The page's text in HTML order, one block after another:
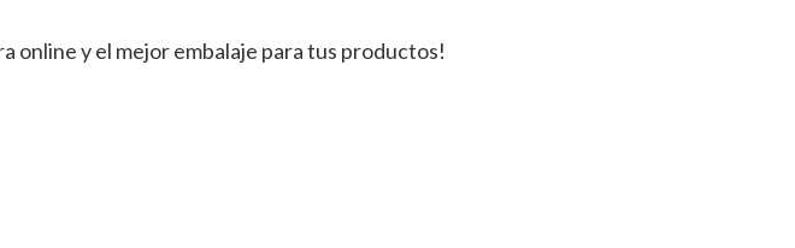
online y el mejor embalaje para tus productos!